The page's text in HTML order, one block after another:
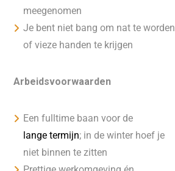
meegenomen
Je bent niet bang om nat te worden
of vieze handen te krijgen
Arbeidsvoorwaarden
Een fulltime baan voor de
lange termijn; in de winter hoef je
niet binnen te zitten